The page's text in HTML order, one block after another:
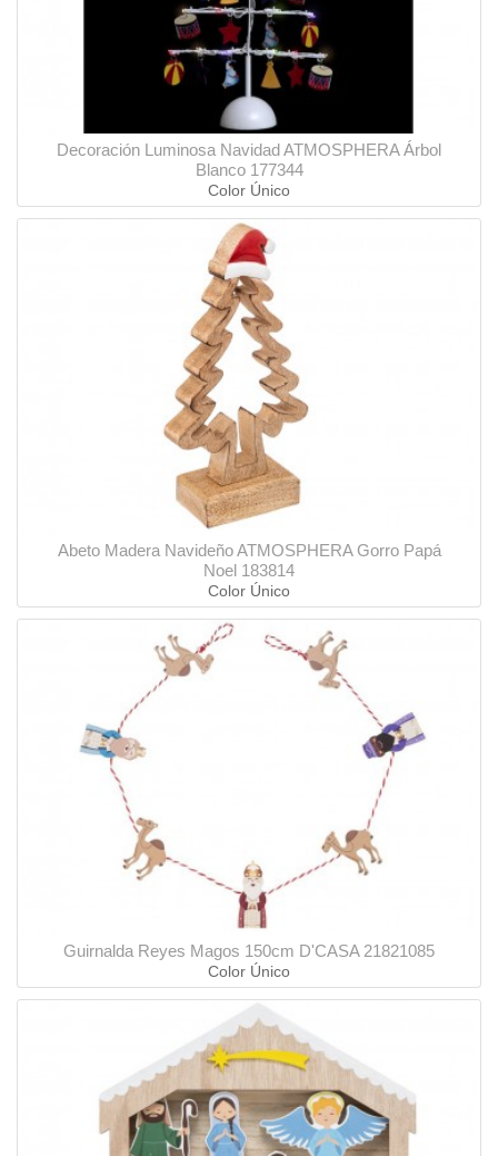
Decoración Luminosa Navidad ATMOSPHERA Árbol
Blanco 177344
Color Único
Abeto Madera Navideño ATMOSPHERA Gorro Papá
Noel 183814
Color Único
Guirnalda Reyes Magos 150cm D'CASA 21821085
Color Único